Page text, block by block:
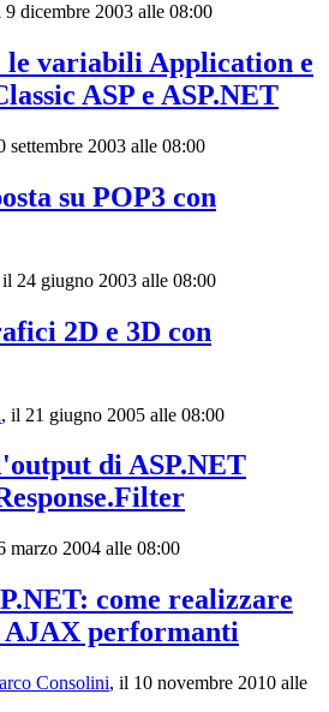
9 dicembre 2003 alle 08:00
le variabili Application e
ASP e ASP.NET
settembre 2003 alle 08:00
su POP3 con
il 24 giugno 2003 alle 08:00
2D e 3D con
, il 21 giugno 2005 alle 08:00
di ASP.NET
marzo 2004 alle 08:00
come realizzare
AJAX performanti
Consolini, il 10 novembre 2010 alle